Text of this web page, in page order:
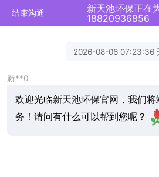
结束沟通
新天池环保正在
18820936856
2026-08-06 07:23:36
新**0
欢迎光临新天池环保官网，我们将
务！请问有什么可以帮到您呢？